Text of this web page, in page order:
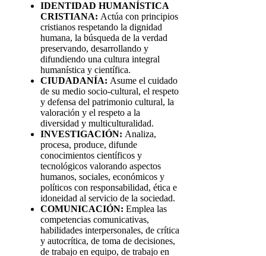
IDENTIDAD HUMANÍSTICA
CRISTIANA: Actúa con principios
cristianos respetando la dignidad
humana, la búsqueda de la verdad
preservando, desarrollando y
difundiendo una cultura integral
humanística y científica.
CIUDADANÍA: Asume el cuidado
de su medio socio-cultural, el respeto
y defensa del patrimonio cultural, la
valoración y el respeto a la
diversidad y multiculturalidad.
INVESTIGACIÓN: Analiza,
procesa, produce, difunde
conocimientos científicos y
tecnológicos valorando aspectos
humanos, sociales, económicos y
políticos con responsabilidad, ética e
idoneidad al servicio de la sociedad.
COMUNICACIÓN: Emplea las
competencias comunicativas,
habilidades interpersonales, de crítica
y autocrítica, de toma de decisiones,
de trabajo en equipo, de trabajo en